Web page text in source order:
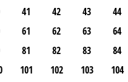
41 42 43 44
61 62 63 64
81 82 83 84
101 102 103 104